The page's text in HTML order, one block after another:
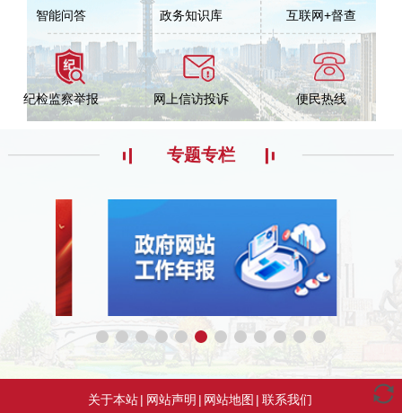
智能问答 政务知识库 互联网+督查
纪检监察举报 网上信访投诉 便民热线
专题专栏
关于本站| 网站声明 | 网站地图 | 联系我们